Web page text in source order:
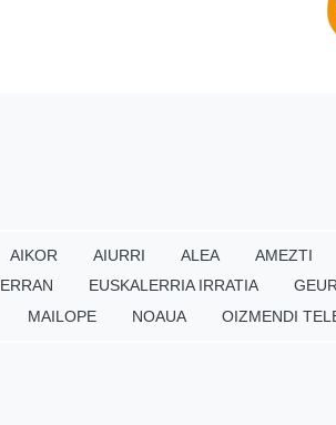
AIKOR AIURRI ALEA AMEZTI
ERRAN EUSKALERRIA IRRATIA
MAILOPE NOAUA OIZMENDI